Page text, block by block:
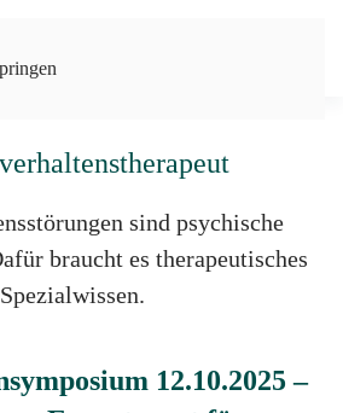
sind psychische
braucht es therapeutisches
Spezialwissen.
12.10.2025 –